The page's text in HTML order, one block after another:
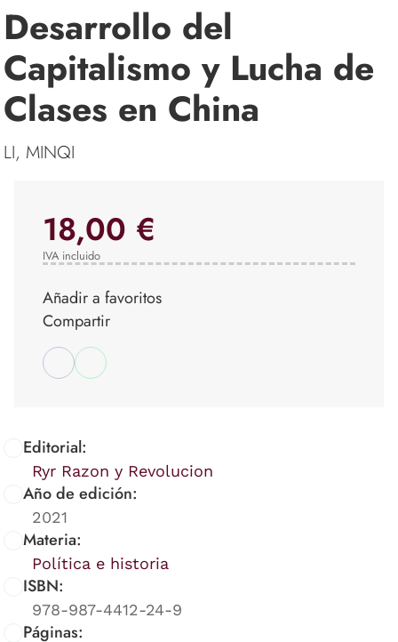
Desarrollo del
Capitalismo y Lucha de
Clases en China
LI, MINQI
Editorial:
Ryr Razon y Revolucion
Año de edición:
2021
Materia:
Política e historia
ISBN:
978-987-4412-24-9
Páginas:
18,00 €
IVA incluido
Añadir a favoritos
Compartir